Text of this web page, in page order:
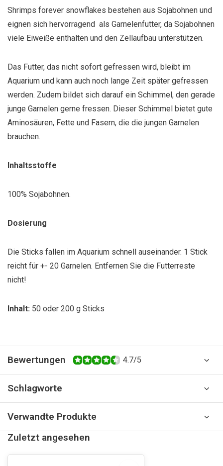
Shrimps forever snowflakes bestehen aus Sojabohnen und
eignen sich hervorragend als Garnelenfutter, da Sojabohnen
viele Eiweiße enthalten und den Zellaufbau unterstützen.
Das Futter, das nicht sofort gefressen wird, bleibt im
Aquarium und kann auch noch lange Zeit später gefressen
werden. Zudem bildet sich darauf ein Schimmel, den gerade
junge Garnelen gerne fressen. Dieser Schimmel bietet gute
Aminosäuren, Fette und Fasern, die die jungen Garnelen
brauchen.
Inhaltsstoffe
100% Sojabohnen.
Dosierung
Die Sticks fallen im Aquarium schnell auseinander. 1 Stick
reicht für +- 20 Garnelen. Entfernen Sie die Futterreste
nicht!
Inhalt: 50 oder 200 g Sticks
Bewertungen 4.7/5
Schlagworte
Verwandte Produkte
Zuletzt angesehen